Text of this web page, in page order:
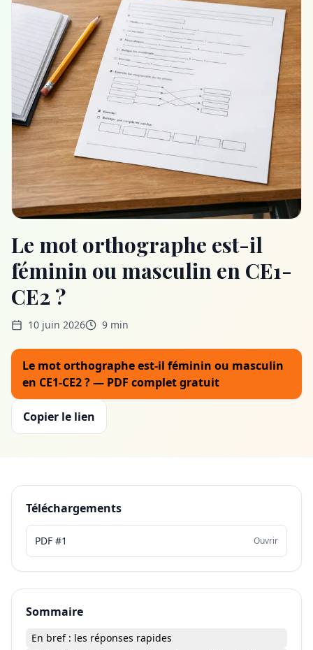
Le mot orthographe est-il
féminin ou masculin en CE1-
CE2 ?
10 juin 2026 9 min
Le mot orthographe est-il féminin ou masculin
en CE1-CE2 ? — PDF complet gratuit
Copier le lien
Téléchargements
PDF #1 Ouvrir
Sommaire
En bref : les réponses rapides